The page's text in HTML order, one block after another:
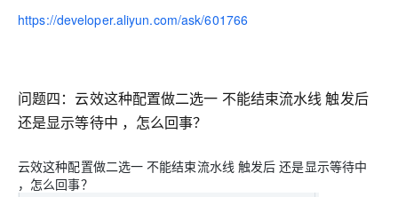
https://developer.aliyun.com/ask/601766
问题四：云效这种配置做二选一 不能结束流水线 触发后
还是显示等待中 ，怎么回事？
云效这种配置做二选一 不能结束流水线 触发后 还是显示等待中
，怎么回事？